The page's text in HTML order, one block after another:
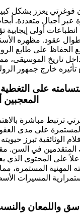
يعزز بشكل كبير
عبر أجيال متعددة.
انطباعات أولى إيجابية
طوال عقود. مظهره
الحفاظ على طابع
داخل تاريخ
على التغطية
ترتبط مباشرة
على مدى
الوثائقية تبرز
المتقدمين في السن.
على المحتوى
المهنية المستمرة،
المسيرات
واللمعان